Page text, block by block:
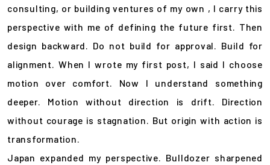
consulting, or building ventures of my own , I carry this
perspective with me of defining the future first. Then
design backward. Do not build for approval. Build for
alignment. When I wrote my first post, I said I choose
motion over comfort. Now I understand something
deeper. Motion without direction is drift. Direction
without courage is stagnation. But origin with action is
transformation.
Japan expanded my perspective. Bulldozer sharpened